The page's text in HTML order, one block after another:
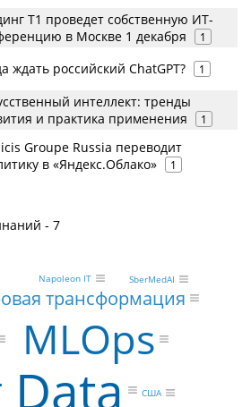
Т1 проведет собственную ИТ-
в Москве 1 декабря
1
ждать российский ChatGPT? 1
интеллект: тренды
и практика применения
1
Groupe Russia переводит
в «Яндекс.Облако»
1
- 7
Data
MLOps
трансформация
SberMedAI
Napoleon IT
США